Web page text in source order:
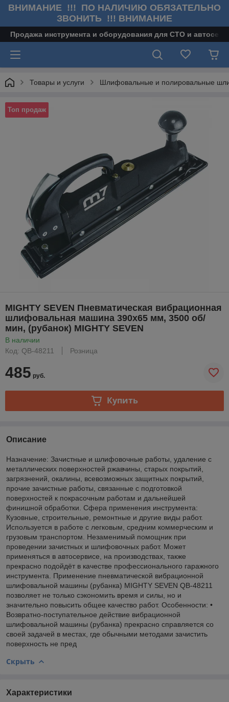
ВНИМАНИЕ !!! ПО НАЛИЧИЮ ОБЯЗАТЕЛЬНО
ЗВОНИТЬ !!! ВНИМАНИЕ
Продажа инструмента и оборудования для СТО и
Товары и услуги Шлифовальные и полировальные
Топ продаж
MIGHTY SEVEN Пневматическая вибрационная
шлифовальная машина 390х65 мм, 3500 об/
мин, (рубанок) MIGHTY SEVEN
В наличии
Код: QB-48211
Розница
485 руб.
Купить
Описание
Назначение: Зачистные и шлифовочные работы, удаление с
металлических поверхностей ржавчины, старых покрытий,
загрязнений, окалины, всевозможных защитных покрытий,
прочие зачистные работы, связанные с подготовкой
поверхностей к покрасочным работам и дальнейшей
финишной обработки. Сфера применения инструмента:
Кузовные, строительные, ремонтные и другие виды работ.
Используется в работе с легковым, средним коммерческим и
грузовым транспортом. Незаменимый помощник при
проведении зачистных и шлифовочных работ. Может
применяться в автосервисе, на производствах, также
прекрасно подойдёт в качестве профессионального гаражного
инструмента. Применение пневматической вибрационной
шлифовальной машины (рубанка) MIGHTY SEVEN QB-48211
позволяет не только сэкономить время и силы, но и
значительно повысить общее качество работ. Особенности: •
Возвратно-поступательное действие вибрационной
шлифовальной машины (рубанка) прекрасно справляется со
своей задачей в местах, где обычными методами зачистить
поверхность не пред
Скрыть
Характеристики